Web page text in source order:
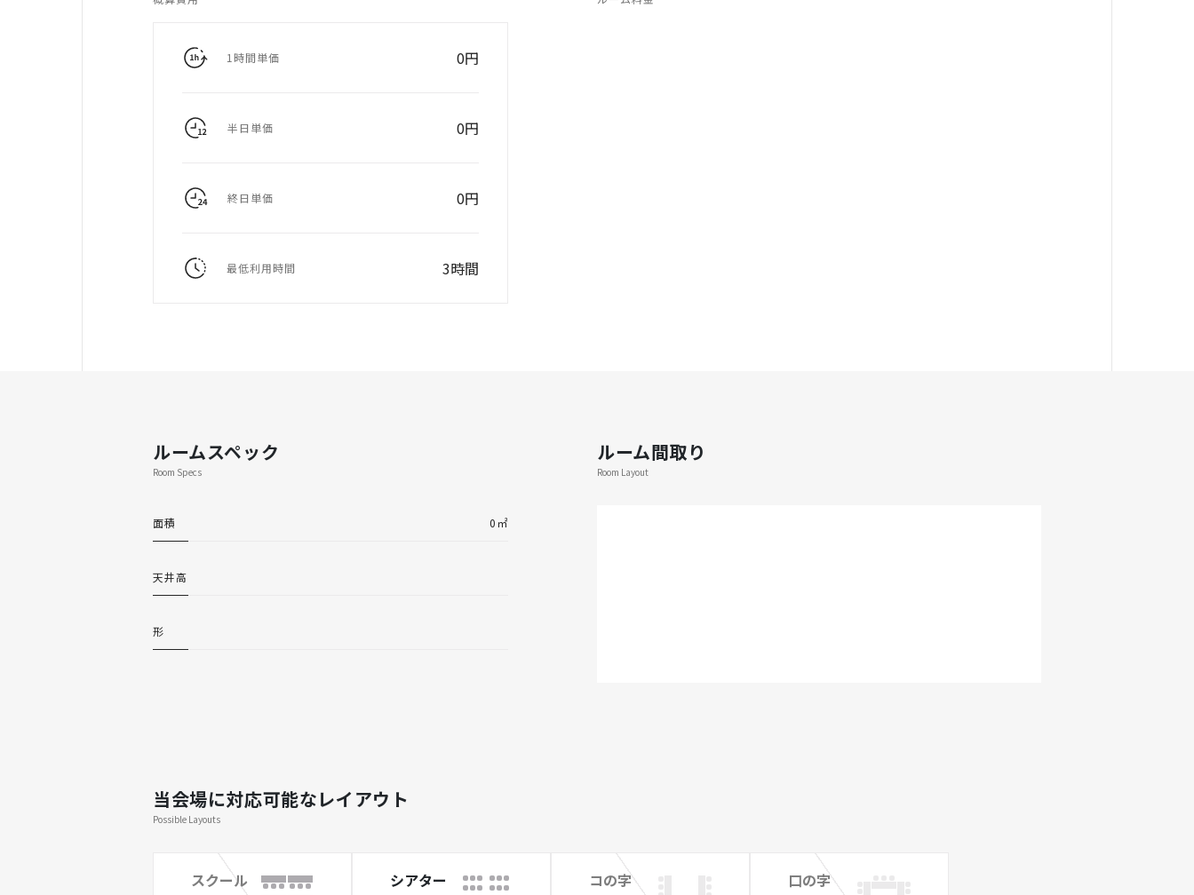
1時間単価 0円
半日単価 0円
終日単価 0円
最低利用時間 3時間
ルームスペック
Room Specs
面積 0㎡
天井高
形
ルーム間取り
Room Layout
当会場に対応可能なレイアウト
Possible Layouts
スクール シアター コの字 口の字